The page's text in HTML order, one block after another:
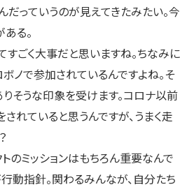
だっていうのが見えてきたみたい。今
る。
すごく大事だと思いますね。ちなみに
ノで参加されているんですよね。そ
そうな印象を受けます。コロナ以前
れていると思うんですが、うまく走
のミッションはもちろん重要なんで
動指針。関わるみんなが、自分たち